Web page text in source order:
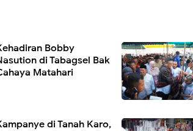
Bobby
di Tabagsel Bak
Matahari
di Tanah Karo,